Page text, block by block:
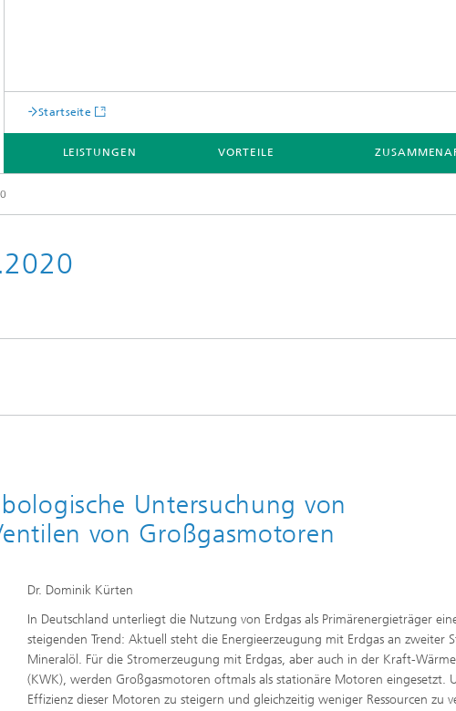
Startseite
LEISTUNGEN VORTEILE
Untersuchung von
von Großgasmotoren
Dr. Dominik Kürten
In Deutschland unterliegt die Nutzung von Erdgas als Primärenergieträger
steigenden Trend: Aktuell steht die Energieerzeugung mit Erdgas an zweiter
Mineralöl. Für die Stromerzeugung mit Erdgas, aber auch in der Kraft-
(KWK), werden Großgasmotoren oftmals als stationäre Motoren eingesetzt.
Effizienz dieser Motoren zu steigern und gleichzeitig weniger Ressourcen zu